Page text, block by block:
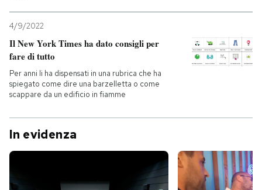
4/9/2022
Il New York Times ha dato consigli per
fare di tutto
Per anni li ha dispensati in una rubrica che ha
spiegato come dire una barzelletta o come
scappare da un edificio in fiamme
In evidenza